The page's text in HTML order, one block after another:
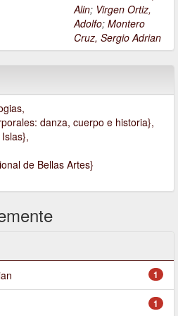
Alin; Virgen Ortiz,
Adolfo; Montero
Cruz, Sergio Adrian
danza, cuerpo e historia},
de Bellas Artes}
1
1